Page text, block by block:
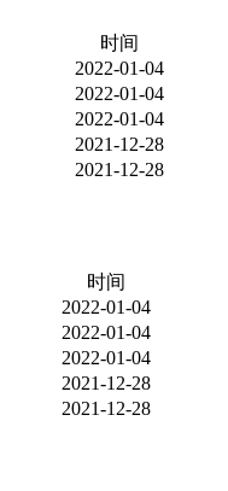
时间
2022-01-04
2022-01-04
2022-01-04
2021-12-28
2021-12-28
时间
2022-01-04
2022-01-04
2022-01-04
2021-12-28
2021-12-28